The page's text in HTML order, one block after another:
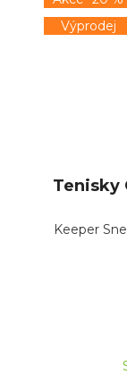
Výprodej
Tenisky
Keeper